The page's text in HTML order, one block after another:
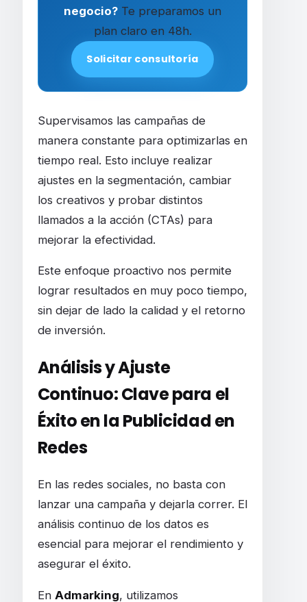
negocio? Te preparamos un
plan claro en 48h.
Solicitar consultoría
Supervisamos las campañas de
manera constante para optimizarlas en
tiempo real. Esto incluye realizar
ajustes en la segmentación, cambiar
los creativos y probar distintos
llamados a la acción (CTAs) para
mejorar la efectividad.
Este enfoque proactivo nos permite
lograr resultados en muy poco tiempo,
sin dejar de lado la calidad y el retorno
de inversión.
Análisis y Ajuste
Continuo: Clave para el
Éxito en la Publicidad en
Redes
En las redes sociales, no basta con
lanzar una campaña y dejarla correr. El
análisis continuo de los datos es
esencial para mejorar el rendimiento y
asegurar el éxito.
En Admarking, utilizamos